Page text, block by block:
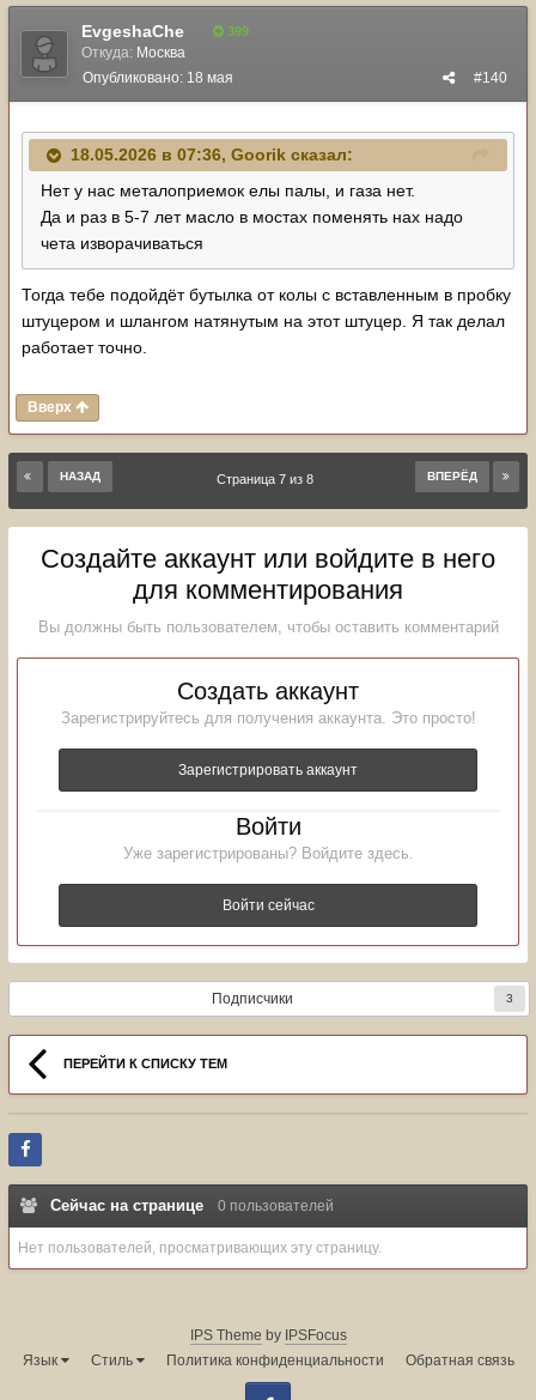
EvgeshaChe 399
Откуда: Москва
#140
Опубликовано: 18 мая
18.05.2026 в 07:36, Goorik сказал:
Нет у нас металоприемок елы палы, и газа нет.
Да и раз в 5-7 лет масло в мостах поменять нах надо
чета изворачиваться
Тогда тебе подойдёт бутылка от колы с вставленным в пробку
штуцером и шлангом натянутым на этот штуцер. Я так делал
работает точно.
Вверх
НАЗАД ВПЕРЁД
Страница 7 из 8
Создайте аккаунт или войдите в него
для комментирования
Вы должны быть пользователем, чтобы оставить комментарий
Создать аккаунт
Зарегистрируйтесь для получения аккаунта. Это просто!
Зарегистрировать аккаунт
Войти
Уже зарегистрированы? Войдите здесь.
Войти сейчас
Подписчики 3
ПЕРЕЙТИ К СПИСКУ ТЕМ
Сейчас на странице 0 пользователей
Нет пользователей, просматривающих эту страницу.
IPS Theme by IPSFocus
Язык
Стиль Политика конфиденциальности Обратная связь